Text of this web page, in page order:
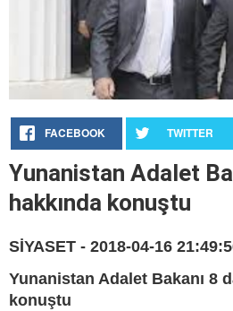
FACEBOOK TWITTER
Yunanistan Adalet
hakkında konuştu
SİYASET - 2018-04-16
Yunanistan Adalet Bakanı 8
konuştu